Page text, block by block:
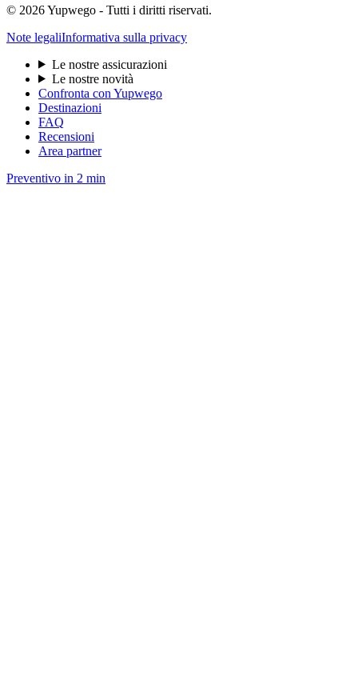
© 2026 Yupwego - Tutti i diritti riservati.
Note legaliInformativa sulla privacy
Le nostre assicurazioni
Le nostre novità
Confronta con Yupwego
Destinazioni
FAQ
Recensioni
Area partner
Preventivo in 2 min